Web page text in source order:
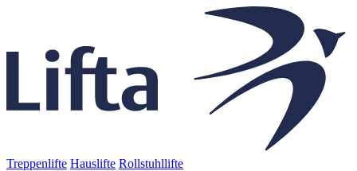
Treppenlifte Hauslifte Rollstuhllifte